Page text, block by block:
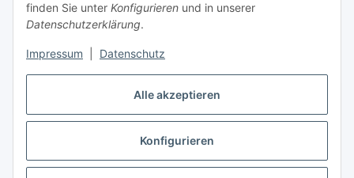
Alle akzeptieren
Konfigurieren
finden Sie unter Konfigurieren und in unserer
Datenschutzerklärung.
Impressum Datenschutz
Gesetzliche Informationen
Vertrag widerrufen